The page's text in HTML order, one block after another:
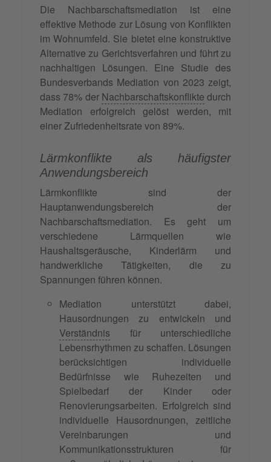
Die Nachbarschaftsmediation ist eine
effektive Methode zur Lösung von Konflikten
im Wohnumfeld. Sie bietet eine konstruktive
Alternative zu Gerichtsverfahren und führt zu
nachhaltigen Lösungen. Eine Studie des
Bundesverbands Mediation von 2023 zeigt,
dass 78% der Nachbarschaftskonflikte durch
Mediation erfolgreich gelöst werden, mit
einer Zufriedenheitsrate von 89%.
Lärmkonflikte als häufigster
Anwendungsbereich
Lärmkonflikte sind der
Hauptanwendungsbereich der
Nachbarschaftsmediation. Es geht um
verschiedene Lärmquellen wie
Haushaltsgeräusche, Kinderlärm und
handwerkliche Tätigkeiten, die zu
Spannungen führen können.
Mediation unterstützt dabei,
Hausordnungen zu entwickeln und
Verständnis für unterschiedliche
Lebensrhythmen zu schaffen. Lösungen
berücksichtigen individuelle
Bedürfnisse wie Ruhezeiten und
Spielbedarf der Kinder oder
Renovierungsarbeiten. Erfolgreich sind
individuelle Hausordnungen, zeitliche
Vereinbarungen und
Kommunikationsstrukturen für